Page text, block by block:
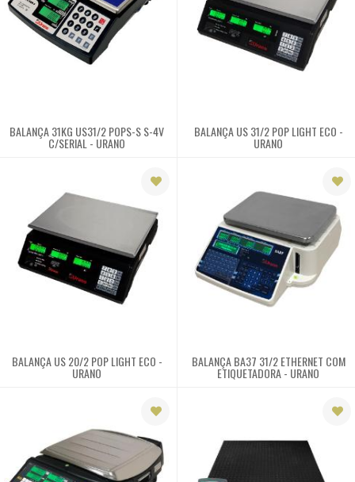
Fogões
Fornos
Buffets e estufas
Utilidades
Mesas em geral
Equipamentos
Aplicações
32459900
Televendas
BALANÇA 31KG US31/2 POPS-S S-4V
C/SERIAL - URANO
BALANÇA US 31/2 POP LIGHT ECO -
URANO
BALANÇA US 20/2 POP LIGHT ECO -
URANO
BALANÇA BA37 31/2 ETHERNET COM
ETIQUETADORA - URANO